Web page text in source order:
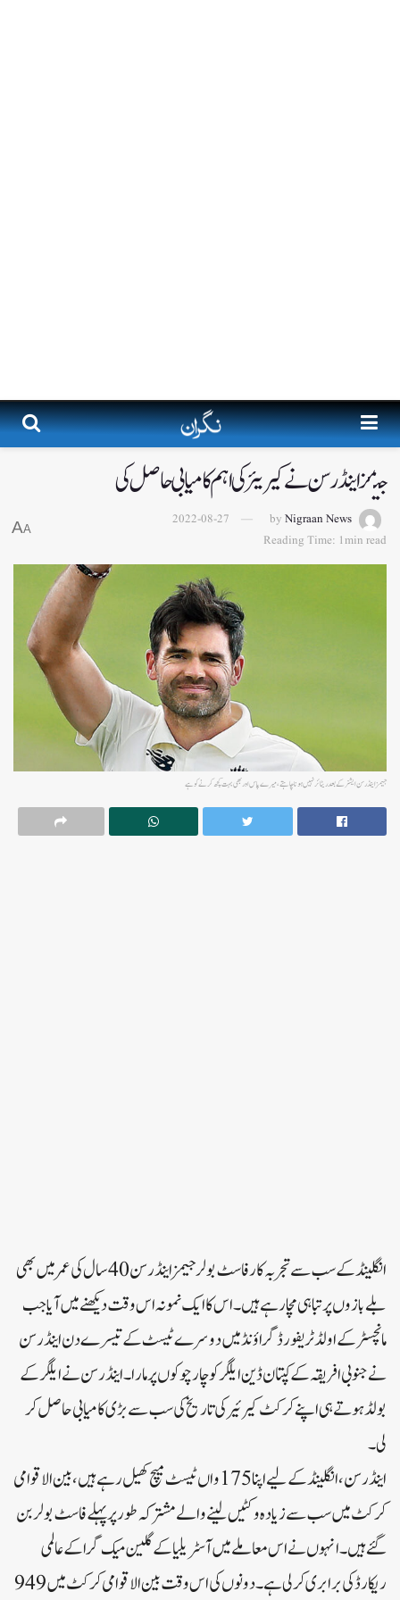
جیمز اینڈرسن نے کیریئر کی اہم کامیابی حاصل کی
by Nigraan News
2022-08-27
Reading Time: 1min read
A
A
جیمز اینڈرسن ایشز کے بعد ریٹائر نہیں ہونا چاہتے،میرے پاس اور بھی بہت کچھ کرنے کو ہے
انگلینڈ کے سب سے تجربہ کار فاسٹ بولر جیمز اینڈرسن 40 سال کی عمر میں بھی
بلے بازوں پر تباہی مچا رہے ہیں۔اس کا ایک نمونہ اس وقت دیکھنے میں آیا جب
مانچسٹر کے اولڈ ٹریفورڈ گراؤنڈ میں دوسرے ٹیسٹ کے تیسرے دن اینڈرسن
نے جنوبی افریقہ کے کپتان ڈین ایلگر کو چار چوکوں پر مارا۔اینڈرسن نے ایلگر کے
بولڈ ہوتے ہی اپنے کرکٹ کیرئیر کی تاریخ کی سب سے بڑی کامیابی حاصل کر
لی۔
اینڈرسن، انگلینڈ کے لیے اپنا 175 واں ٹیسٹ میچ کھیل رہے ہیں، بین الاقوامی
کرکٹ میں سب سے زیادہ وکٹیں لینے والے مشترکہ طور پر پہلے فاسٹ بولر بن
گئے ہیں۔انہوں نے اس معاملے میں آسٹریلیا کے گلین میک گرا کے عالمی
ریکارڈ کی برابری کر لی ہے۔دونوں کی اس وقت بین الاقوامی کرکٹ میں 949